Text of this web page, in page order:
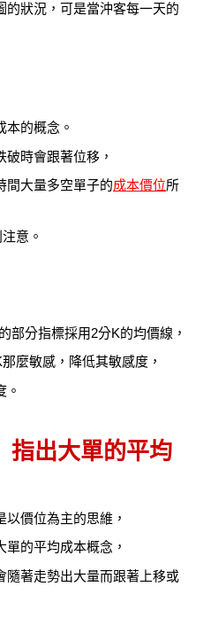
的狀況，可是當沖客每一天的
本的概念。
時會跟著位移，
間大量多空單子的成本價位所
意。
部分指標採用2分K的均價線，
麼敏感，降低其敏感度，
。
指出大單的平均
價位為主的思維，
的平均成本概念，
隨著走勢出大量而跟著上移或